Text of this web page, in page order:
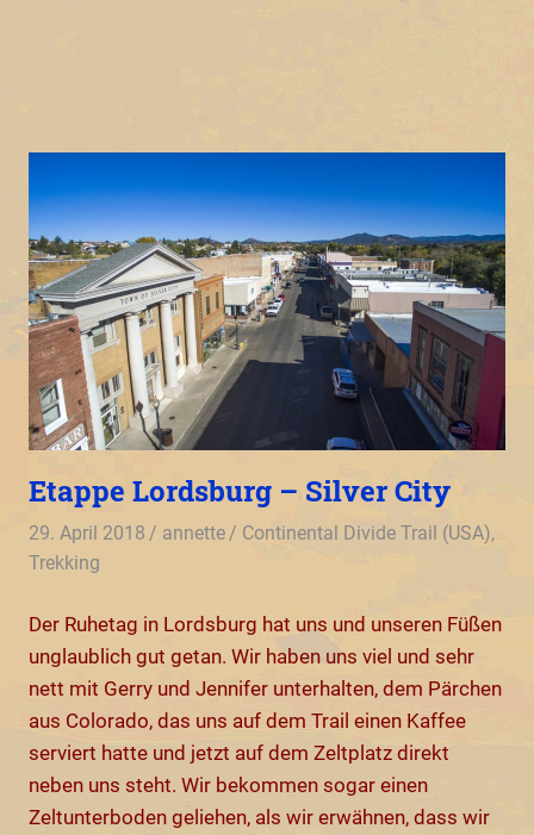
Etappe Lordsburg – Silver City
29. April 2018 annette Continental Divide Trail (USA),
Trekking
Der Ruhetag in Lordsburg hat uns und unseren Füßen
unglaublich gut getan. Wir haben uns viel und sehr
nett mit Gerry und Jennifer unterhalten, dem Pärchen
aus Colorado, das uns auf dem Trail einen Kaffee
serviert hatte und jetzt auf dem Zeltplatz direkt
neben uns steht. Wir bekommen sogar einen
Zeltunterboden geliehen, als wir erwähnen, dass wir